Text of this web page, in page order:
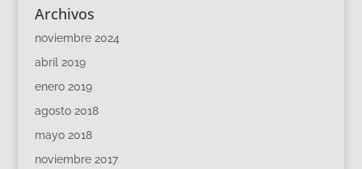
Archivos
noviembre 2024
abril 2019
enero 2019
agosto 2018
mayo 2018
noviembre 2017